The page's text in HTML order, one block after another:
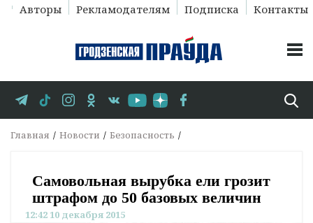
Авторы Рекламодателям Подписка Контакты
Главная Новости Безопасность
Самовольная вырубка ели грозит
штрафом до 50 базовых величин
12:42 10 декабря 2015